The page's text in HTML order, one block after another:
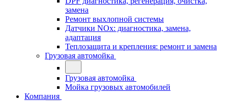
замена
Ремонт выхлопной системы
Датчики NOx: диагностика, замена,
адаптация
Теплозащита и крепления: ремонт и замена
Грузовая автомойка
Грузовая автомойка
Мойка грузовых автомобилей
Компания